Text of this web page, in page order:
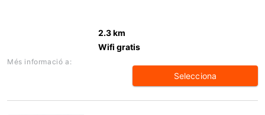
2.3 km
Wifi gratis
Més informació a:
Selecciona